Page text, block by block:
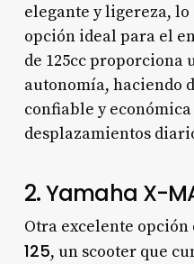
elegante y ligereza,
opción ideal para el
de 125cc proporciona
autonomía, haciendo
confiable y
desplazamientos
2. Yamaha X-
Otra excelente opción
125, un scooter que